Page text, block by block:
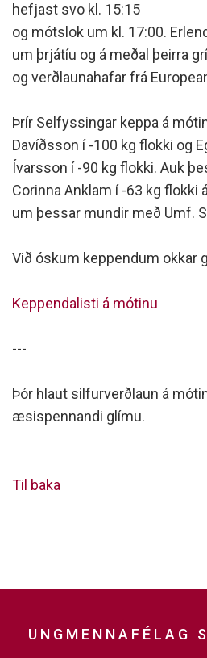
hefjast svo kl. 15:15
og mótslok um kl. 17:00.
um þrjátíu og á meðal þeirra
og verðlaunahafar frá
Þrír Selfyssingar keppa á
Davíðsson í -100 kg flokki og
Ívarsson í -90 kg flokki. Auk
Corinna Anklam í -63 kg
um þessar mundir með Umf.
Við óskum keppendum okkar
Keppendalisti á mótinu
---
Þór hlaut silfurverðlaun á
æsispennandi glímu.
Til baka
UNGMENNAFÉLAG